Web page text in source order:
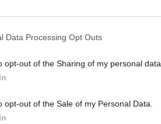
Data Processing Opt Outs
opt-out of the Sharing of my personal data.
opt-out of the Sale of my Personal Data.
Du bruit dû aux chiens.